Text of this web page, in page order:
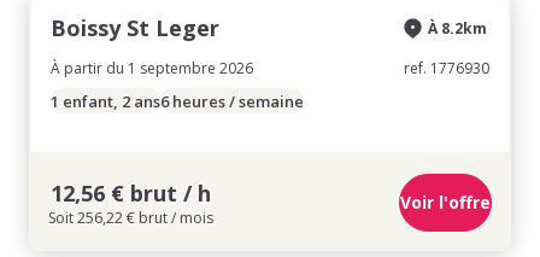
Boissy St Leger
À partir du 1 septembre 2026
À 8.2km
ref. 1776930
1 enfant, 2 ans6 heures / semaine
12,56 € brut / h
Soit 256,22 € brut / mois
Voir l'offre